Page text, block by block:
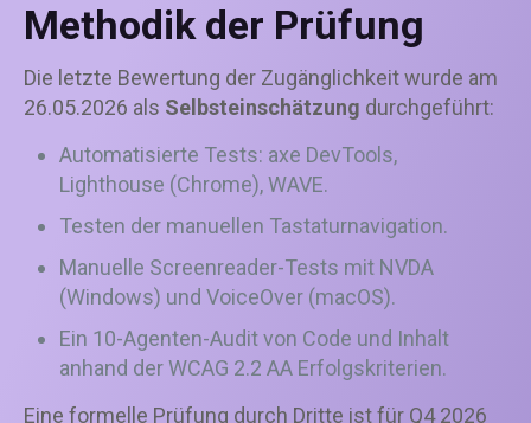
Methodik der Prüfung
Die letzte Bewertung der Zugänglichkeit wurde am
26.05.2026 als Selbsteinschätzung durchgeführt:
Automatisierte Tests: axe DevTools,
Lighthouse (Chrome), WAVE.
Testen der manuellen Tastaturnavigation.
Manuelle Screenreader-Tests mit NVDA
(Windows) und VoiceOver (macOS).
Ein 10-Agenten-Audit von Code und Inhalt
anhand der WCAG 2.2 AA Erfolgskriterien.
Eine formelle Prüfung durch Dritte ist für Q4 2026